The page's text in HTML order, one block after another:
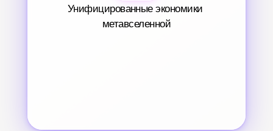
Унифицированные экономики
метавселенной